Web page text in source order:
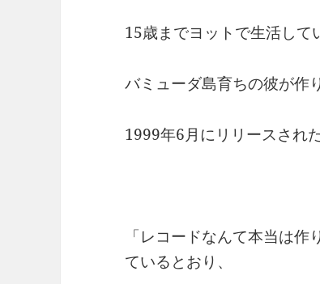
15歳までヨットで生活して
バミューダ島育ちの彼が作
1999年6月にリリースされ
「レコードなんて本当は
ているとおり、